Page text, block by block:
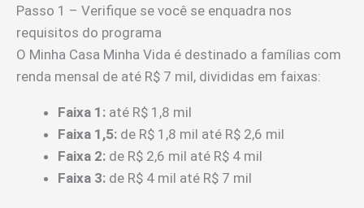
Passo 1 – Verifique se você se enquadra nos
requisitos do programa
O Minha Casa Minha Vida é destinado a famílias com
renda mensal de até R$ 7 mil, divididas em faixas:
Faixa 1: até R$ 1,8 mil
Faixa 1,5: de R$ 1,8 mil até R$ 2,6 mil
Faixa 2: de R$ 2,6 mil até R$ 4 mil
Faixa 3: de R$ 4 mil até R$ 7 mil